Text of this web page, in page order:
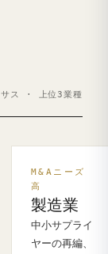
サス · 上位3業種
M&Aニーズ
高
製造業
中小サプライ
ヤーの再編、